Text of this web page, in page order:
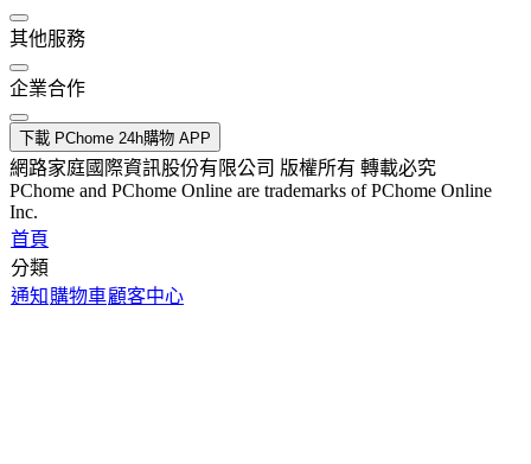
其他服務
企業合作
下載 PChome 24h購物 APP
網路家庭國際資訊股份有限公司 版權所有 轉載必究
PChome and PChome Online are trademarks of PChome Online
Inc.
首頁
分類
通知 購物車顧客中心